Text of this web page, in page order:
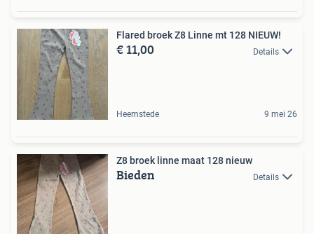
Flared broek Z8 Linne mt 128 NIEUW!
€ 11,00 Details
Heemstede 9 mei 26
Z8 broek linne maat 128 nieuw
Bieden Details